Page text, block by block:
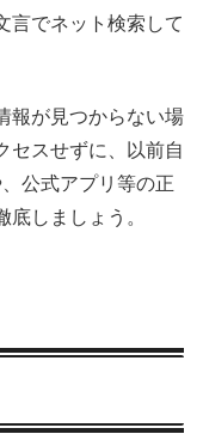
言でネット検索して
報が見つからない場
セスせずに、以前自
公式アプリ等の正
しましょう。